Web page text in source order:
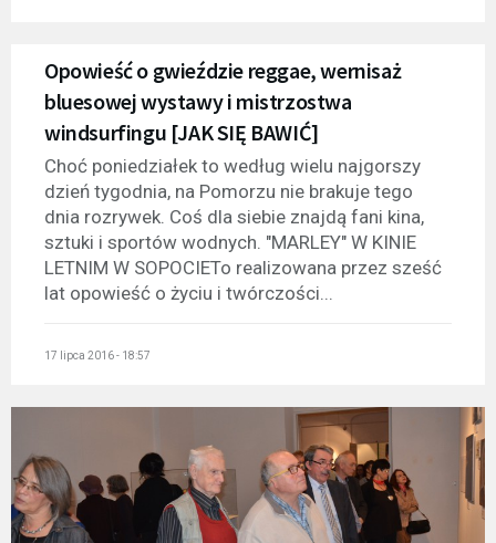
Opowieść o gwieździe reggae, wernisaż
bluesowej wystawy i mistrzostwa
windsurfingu [JAK SIĘ BAWIĆ]
Choć poniedziałek to według wielu najgorszy
dzień tygodnia, na Pomorzu nie brakuje tego
dnia rozrywek. Coś dla siebie znajdą fani kina,
sztuki i sportów wodnych. "MARLEY" W KINIE
LETNIM W SOPOCIETo realizowana przez sześć
lat opowieść o życiu i twórczości...
17 lipca 2016 - 18:57